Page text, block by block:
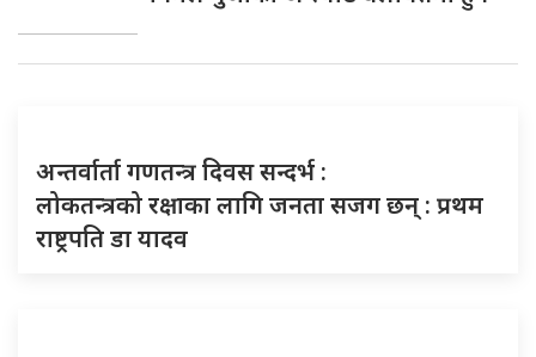
अन्तर्वार्ता गणतन्त्र दिवस सन्दर्भ :
लोकतन्त्रको रक्षाका लागि जनता सजग छन् : प्रथम
राष्ट्रपति डा यादव